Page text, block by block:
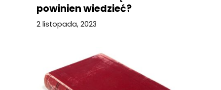
powinien wiedzieć?
2 listopada, 2023